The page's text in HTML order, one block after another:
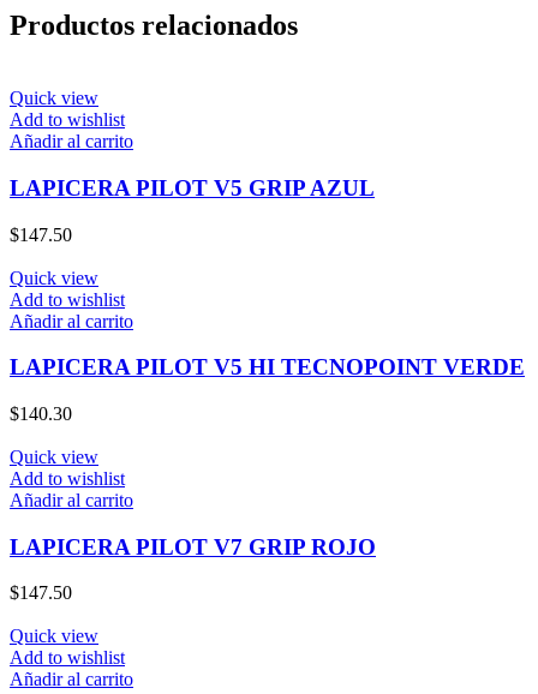
Productos relacionados
Quick view
Add to wishlist
Añadir al carrito
LAPICERA PILOT V5 GRIP AZUL
$147.50
Quick view
Add to wishlist
Añadir al carrito
LAPICERA PILOT V5 HI TECNOPOINT VERDE
$140.30
Quick view
Add to wishlist
Añadir al carrito
LAPICERA PILOT V7 GRIP ROJO
$147.50
Quick view
Add to wishlist
Añadir al carrito